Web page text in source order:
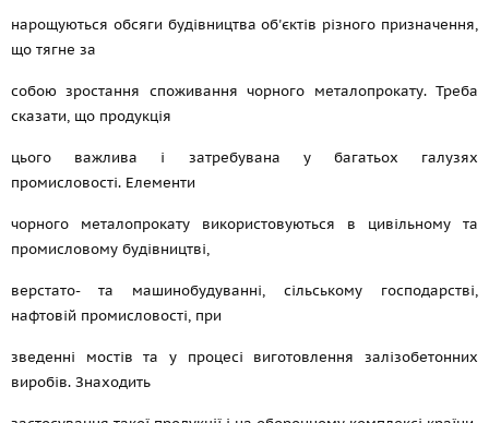
нарощуються обсяги будівництва об'єктів різного призначення,
що тягне за
собою зростання споживання чорного металопрокату. Треба
сказати, що продукція
цього важлива і затребувана у багатьох галузях
промисловості. Елементи
чорного металопрокату використовуються в цивільному та
промисловому будівництві,
верстато- та машинобудуванні, сільському господарстві,
нафтовій промисловості, при
зведенні мостів та у процесі виготовлення залізобетонних
виробів. Знаходить